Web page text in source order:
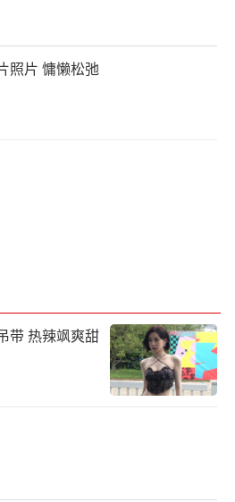
的操作也让杨云直呼羡
由过了头，各种各样的状
妻二人头疼不已。面对这
则表示：“羡慕，但做不
己从小是运动员，运动员
长沙后，在黑麋峰玩起了
照片 慵懒松弛
带 热辣飒爽甜